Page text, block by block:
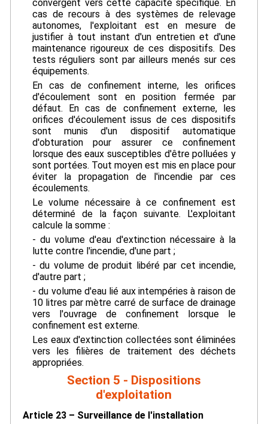
convergent vers cette capacité spécifique. En
cas de recours à des systèmes de relevage
autonomes, l'exploitant est en mesure de
justifier à tout instant d'un entretien et d'une
maintenance rigoureux de ces dispositifs. Des
tests réguliers sont par ailleurs menés sur ces
équipements.
En cas de confinement interne, les orifices
d'écoulement sont en position fermée par
défaut. En cas de confinement externe, les
orifices d'écoulement issus de ces dispositifs
sont munis d'un dispositif automatique
d'obturation pour assurer ce confinement
lorsque des eaux susceptibles d'être polluées y
sont portées. Tout moyen est mis en place pour
éviter la propagation de l'incendie par ces
écoulements.
Le volume nécessaire à ce confinement est
déterminé de la façon suivante. L'exploitant
calcule la somme :
- du volume d'eau d'extinction nécessaire à la
lutte contre l'incendie, d'une part ;
- du volume de produit libéré par cet incendie,
d'autre part ;
- du volume d'eau lié aux intempéries à raison de
10 litres par mètre carré de surface de drainage
vers l'ouvrage de confinement lorsque le
confinement est externe.
Les eaux d'extinction collectées sont éliminées
vers les filières de traitement des déchets
appropriées.
Section 5 - Dispositions
d'exploitation
Article 23 – Surveillance de l'installation